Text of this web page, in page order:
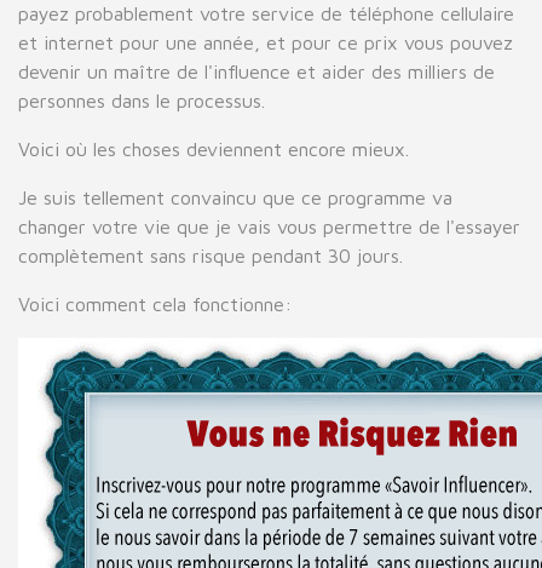
payez probablement votre service de téléphone cellulaire
et internet pour une année, et pour ce prix vous pouvez
devenir un maître de l'influence et aider des milliers de
personnes dans le processus.
Voici où les choses deviennent encore mieux.
Je suis tellement convaincu que ce programme va
changer votre vie que je vais vous permettre de l'essayer
complètement sans risque pendant 30 jours.
Voici comment cela fonctionne: